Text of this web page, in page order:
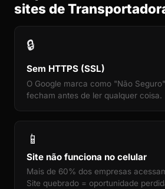
sites de
🔒
Sem HTTPS (SSL)
O Google marca como "Não
fecham antes de ler qualquer coisa.
📱
Site não funciona no celular
Mais de 60% dos empresas
Site quebrado = oportunidade